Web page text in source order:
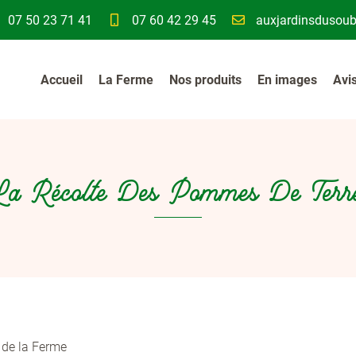
07 50 23 71 41 07 60 42 29 45
Accueil La Ferme Nos produits En images
à
table !
Récolte Des Pommes De
la Ferme